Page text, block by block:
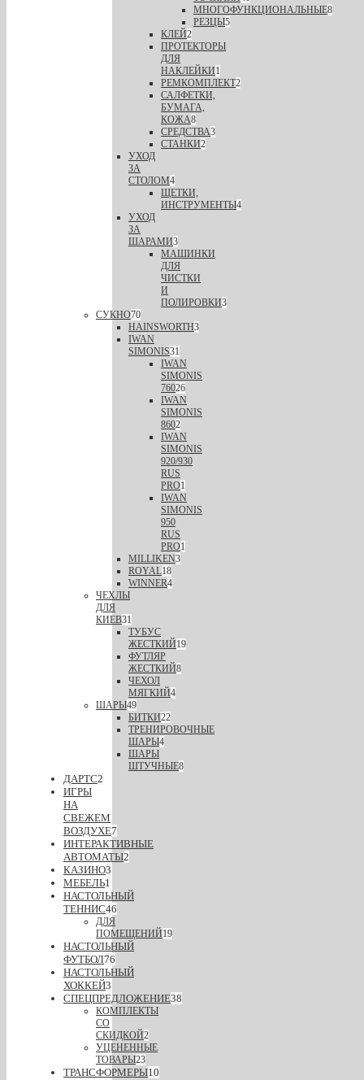
МНОГОФУНКЦИОНАЛЬНЫЕ8
РЕЗЦЫ5
КЛЕЙ2
ПРОТЕКТОРЫ
ДЛЯ
НАКЛЕЙКИ1
РЕМКОМПЛЕКТ2
САЛФЕТКИ,
БУМАГА,
КОЖА8
СРЕДСТВА3
СТАНКИ2
УХОД
ЗА
СТОЛОМ4
ЩЕТКИ,
ИНСТРУМЕНТЫ4
УХОД
ЗА
ШАРАМИ3
МАШИНКИ
ДЛЯ
ЧИСТКИ
И
ПОЛИРОВКИ3
СУКНО70
HAINSWORTH3
IWAN
SIMONIS31
IWAN
SIMONIS
76026
IWAN
SIMONIS
8602
IWAN
SIMONIS
920/930
RUS
PRO1
IWAN
SIMONIS
950
RUS
PRO1
MILLIKEN3
ROYAL18
WINNER4
ЧЕХЛЫ
ДЛЯ
КИЕВ31
ТУБУС
ЖЕСТКИЙ19
ФУТЛЯР
ЖЕСТКИЙ8
ЧЕХОЛ
МЯГКИЙ4
ШАРЫ49
БИТКИ22
ТРЕНИРОВОЧНЫЕ
ШАРЫ4
ШАРЫ
ШТУЧНЫЕ8
ДАРТС2
ИГРЫ
НА
СВЕЖЕМ
ВОЗДУХЕ7
ИНТЕРАКТИВНЫЕ
АВТОМАТЫ2
КАЗИНО3
МЕБЕЛЬ1
НАСТОЛЬНЫЙ
ТЕННИС46
ДЛЯ
ПОМЕЩЕНИЙ19
НАСТОЛЬНЫЙ
ФУТБОЛ76
НАСТОЛЬНЫЙ
ХОККЕЙ3
СПЕЦПРЕДЛОЖЕНИЕ38
КОМПЛЕКТЫ
СО
СКИДКОЙ2
УЦЕНЕННЫЕ
ТОВАРЫ23
ТРАНСФОРМЕРЫ10